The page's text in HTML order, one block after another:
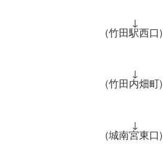
↓
(竹田駅西口)
↓
(竹田内畑町)
↓
(城南宮東口)